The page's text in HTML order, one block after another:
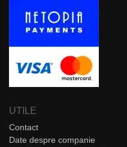
UTILE
Contact
Date despre companie